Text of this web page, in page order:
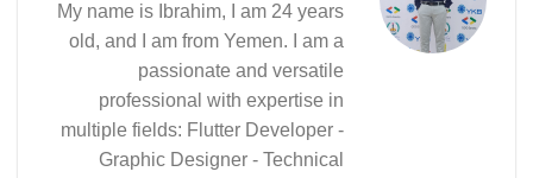
My name is Ibrahim, I am 24 years
old, and I am from Yemen. I am a
passionate and versatile
professional with expertise in
multiple fields: Flutter Developer -
Graphic Designer - Technical